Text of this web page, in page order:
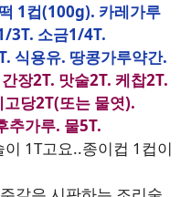
1컵(100g). 카레가루
3T. 소금1/4T.
용유. 땅콩가루약간.
장2T. 맛술2T. 케찹2T.
당2T(또는 물엿).
가루. 물5T.
1T고요..종이컵 1컵이